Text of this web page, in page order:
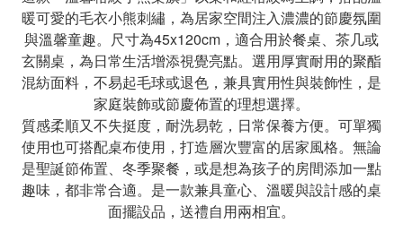
暖可愛的毛衣小熊刺繡，為居家空間注入濃濃的節慶氛圍
與溫馨童趣。尺寸為45x120cm，適合用於餐桌、茶几或
玄關桌，為日常生活增添視覺亮點。選用厚實耐用的聚酯
混紡面料，不易起毛球或退色，兼具實用性與裝飾性，是
家庭裝飾或節慶佈置的理想選擇。
質感柔順又不失挺度，耐洗易乾，日常保養方便。可單獨
使用也可搭配桌布使用，打造層次豐富的居家風格。無論
是聖誕節佈置、冬季聚餐，或是想為孩子的房間添加一點
趣味，都非常合適。是一款兼具童心、溫暖與設計感的桌
面擺設品，送禮自用兩相宜。